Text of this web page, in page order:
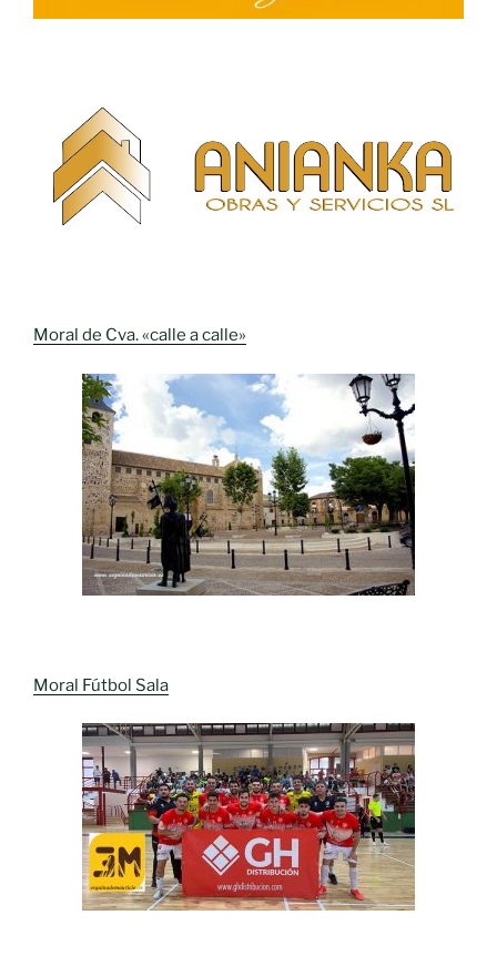
Moral de Cva. «calle a calle»
Moral Fútbol Sala